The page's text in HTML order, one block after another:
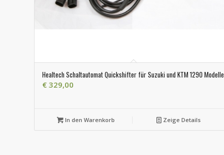
Healtech Schaltautomat Quickshifter für Suzuki und KTM 1290 Modelle
€ 329,00
In den Warenkorb Zeige Details